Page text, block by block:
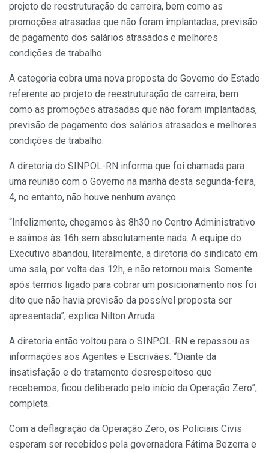
projeto de reestruturação de carreira, bem como as
promoções atrasadas que não foram implantadas, previsão
de pagamento dos salários atrasados e melhores
condições de trabalho.
A categoria cobra uma nova proposta do Governo do Estado
referente ao projeto de reestruturação de carreira, bem
como as promoções atrasadas que não foram implantadas,
previsão de pagamento dos salários atrasados e melhores
condições de trabalho.
A diretoria do SINPOL-RN informa que foi chamada para
uma reunião com o Governo na manhã desta segunda-feira,
4, no entanto, não houve nenhum avanço.
“Infelizmente, chegamos às 8h30 no Centro Administrativo
e saímos às 16h sem absolutamente nada. A equipe do
Executivo abandou, literalmente, a diretoria do sindicato em
uma sala, por volta das 12h, e não retornou mais. Somente
após termos ligado para cobrar um posicionamento nos foi
dito que não havia previsão da possível proposta ser
apresentada”, explica Nilton Arruda.
A diretoria então voltou para o SINPOL-RN e repassou as
informações aos Agentes e Escrivães. “Diante da
insatisfação e do tratamento desrespeitoso que
recebemos, ficou deliberado pelo início da Operação Zero”,
completa.
Com a deflagração da Operação Zero, os Policiais Civis
esperam ser recebidos pela governadora Fátima Bezerra e